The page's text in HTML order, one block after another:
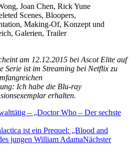
Joan Chen, Rick Yune
Scenes, Bloopers,
Making-Of, Konzept und
Galerien, Trailer
am 12.12.2015 bei Ascot Elite auf
ist im Streaming bei Netflix zu
Ich habe die Blu-ray
erhalten.
– „Doctor Who – Der sechste
ist ein Prequel: „Blood and
jungen William AdamaNächster